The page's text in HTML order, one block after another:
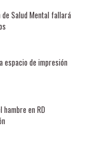
Salud Mental fallará
espacio de impresión
en RD